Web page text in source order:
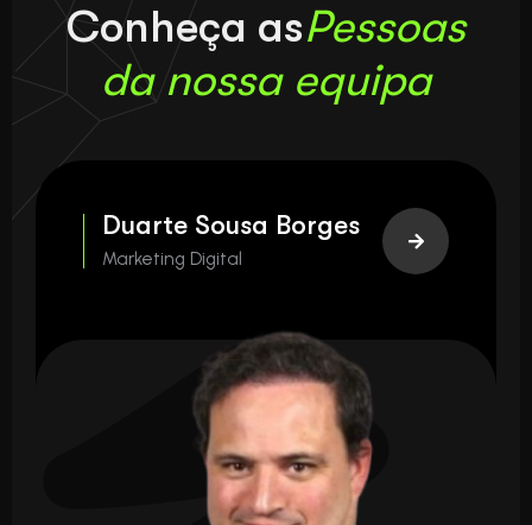
Conheça asPessoas
da nossa equipa
Duarte Sousa Borges
Marketing Digital